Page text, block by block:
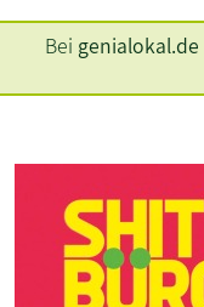
Bei genialokal.de